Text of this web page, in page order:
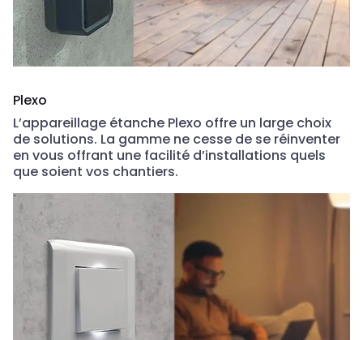
Plexo
L’appareillage étanche Plexo offre un large choix
de solutions. La gamme ne cesse de se réinventer
en vous offrant une facilité d’installations quels
que soient vos chantiers.